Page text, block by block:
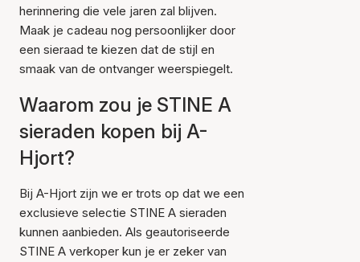
herinnering die vele jaren zal blijven.
Maak je cadeau nog persoonlijker door
een sieraad te kiezen dat de stijl en
smaak van de ontvanger weerspiegelt.
Waarom zou je STINE A
sieraden kopen bij A-
Hjort?
Bij A-Hjort zijn we er trots op dat we een
exclusieve selectie STINE A sieraden
kunnen aanbieden. Als geautoriseerde
STINE A verkoper kun je er zeker van